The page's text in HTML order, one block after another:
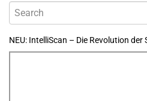
NEU: IntelliScan – Die Revolution der